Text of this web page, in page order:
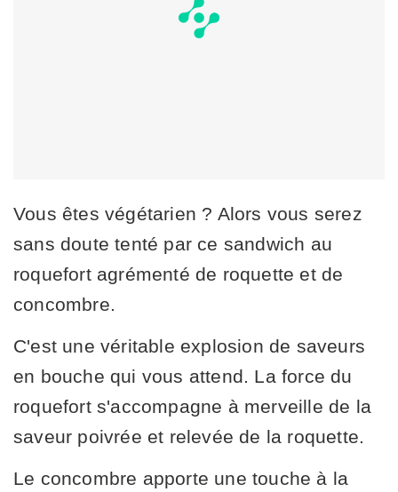
Vous êtes végétarien ? Alors vous serez
sans doute tenté par ce sandwich au
roquefort agrémenté de roquette et de
concombre.
C'est une véritable explosion de saveurs
en bouche qui vous attend. La force du
roquefort s'accompagne à merveille de la
saveur poivrée et relevée de la roquette.
Le concombre apporte une touche à la